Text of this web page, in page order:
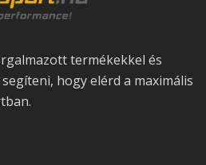
termékekkel és
hogy elérd a maximális